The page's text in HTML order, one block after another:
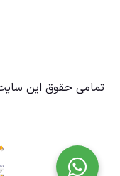
تمامی حقوق این